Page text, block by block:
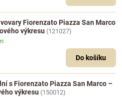
Fiorenzato Piazza San Marco
výkresu (121027)
Do košíku
s Fiorenzato Piazza San Marco –
výkresu (150012)